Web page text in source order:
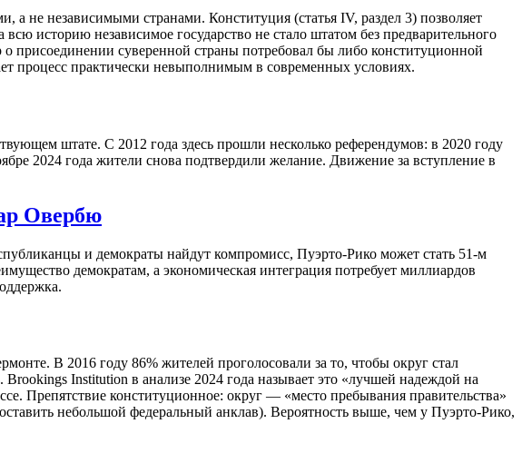
независимыми странами. Конституция (статья IV, раздел 3) позволяет
историю независимое государство не стало штатом без предварительного
о присоединении суверенной страны потребовал бы либо конституционной
процесс практически невыполнимым в современных условиях.
штате. С 2012 года здесь прошли несколько референдумов: в 2020 году
2024 года жители снова подтвердили желание. Движение за вступление в
Овербю
и демократы найдут компромисс, Пуэрто-Рико может стать 51-м
демократам, а экономическая интеграция потребует миллиардов
В 2016 году 86% жителей проголосовали за то, чтобы округ стал
Institution в анализе 2024 года называет это «лучшей надеждой на
Препятствие конституционное: округ — «место пребывания правительства»
небольшой федеральный анклав). Вероятность выше, чем у Пуэрто-Рико,